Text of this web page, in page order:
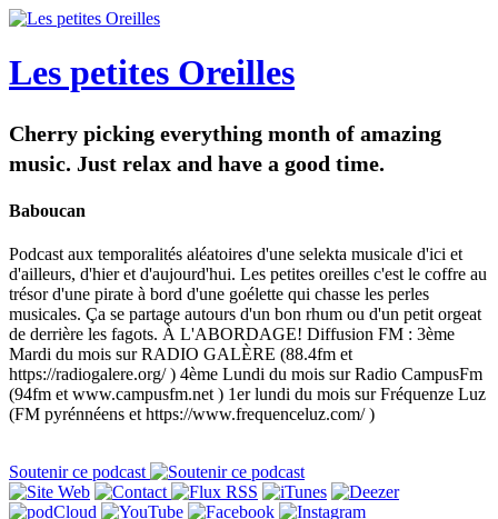
Les petites Oreilles
Cherry picking everything month of amazing
music. Just relax and have a good time.
Baboucan
Podcast aux temporalités aléatoires d'une selekta musicale d'ici et
d'ailleurs, d'hier et d'aujourd'hui. Les petites oreilles c'est le coffre au
trésor d'une pirate à bord d'une goélette qui chasse les perles
musicales. Ça se partage autours d'un bon rhum ou d'un petit orgeat
de derrière les fagots. À L'ABORDAGE! Diffusion FM : 3ème
Mardi du mois sur RADIO GALÈRE (88.4fm et
https://radiogalere.org/ ) 4ème Lundi du mois sur Radio CampusFm
(94fm et www.campusfm.net ) 1er lundi du mois sur Fréquenze Luz
(FM pyrénnéens et https://www.frequenceluz.com/ )
Soutenir ce podcast